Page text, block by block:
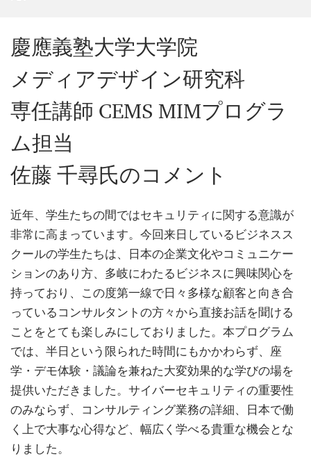
慶應義塾大学大学院
メディアデザイン研究科
専任講師 CEMS MIMプログラ
ム担当
佐藤 千尋氏のコメント
近年、学生たちの間ではセキュリティに関する意識が
非常に高まっています。今回来日しているビジネスス
クールの学生たちは、日本の企業文化やコミュニケー
ションのあり方、多岐にわたるビジネスに興味関心を
持っており、この度第一線で日々多様な顧客と向き合
っているコンサルタントの方々から直接お話を聞ける
ことをとても楽しみにしておりました。本プログラム
では、半日という限られた時間にもかかわらず、座
学・デモ体験・議論を兼ねた大変効果的な学びの場を
提供いただきました。サイバーセキュリティの重要性
のみならず、コンサルティング業務の詳細、日本で働
く上で大事な心得など、幅広く学べる貴重な機会とな
りました。